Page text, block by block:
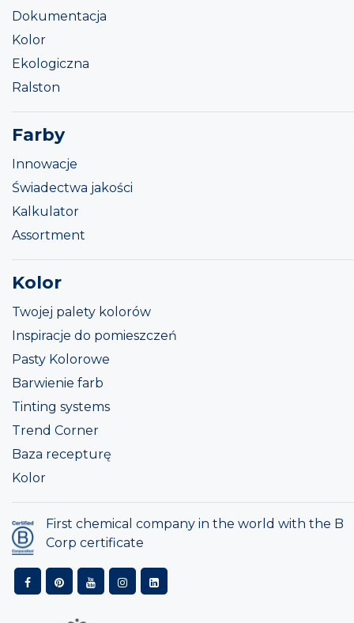
Dokumentacja
Kolor
Ekologiczna
Ralston
Farby
Innowacje
Świadectwa jakości
Kalkulator
Assortment
Kolor
Twojej palety kolorów
Inspiracje do pomieszczeń
Pasty Kolorowe
Barwienie farb
Tinting systems
Trend Corner
Baza recepturę
Kolor
First chemical company in the world with the B
Corp certificate